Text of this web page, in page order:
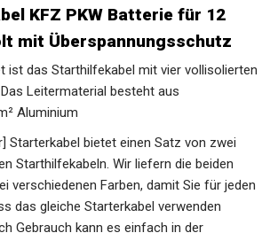
KFZ PKW Batterie für 12
mit Überspannungsschutz
ist das Starthilfekabel mit vier vollisolierten
Leitermaterial besteht aus
Aluminium
Starterkabel bietet einen Satz von zwei
Starthilfekabeln. Wir liefern die beiden
verschiedenen Farben, damit Sie für jeden
das gleiche Starterkabel verwenden
Gebrauch kann es einfach in der